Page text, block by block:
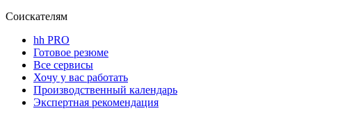
Соискателям
hh PRO
Готовое резюме
Все сервисы
Хочу у вас работать
Производственный календарь
Экспертная рекомендация